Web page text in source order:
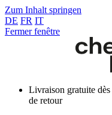
Zum Inhalt springen
DE FR IT
Fermer fenêtre
Livraison gratuite
de retour